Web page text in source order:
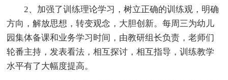
2、加强了训练理论学习，树立正确的训练观，明确
方向，解放思想，转变观念，大胆创新。每周三为幼儿
园集体备课和业务学习时间，由教研组长负责，老师们
轮番主持，发表看法，相互探讨，相互指导，训练教学
水平有了大幅度提高。